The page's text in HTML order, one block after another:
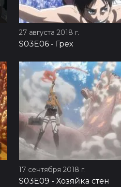
27 августа 2018 г.
S03E06- Грех
17 сентября 2018 г.
S03E09 - Хозяйка стен